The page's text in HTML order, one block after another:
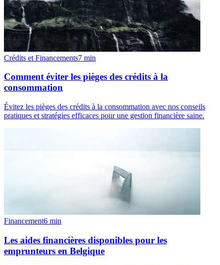
Crédits et Financements7 min
Comment éviter les pièges des crédits à la
consommation
Évitez les pièges des crédits à la consommation avec nos conseils
pratiques et stratégies efficaces pour une gestion financière saine.
Financement6 min
Les aides financières disponibles pour les
emprunteurs en Belgique